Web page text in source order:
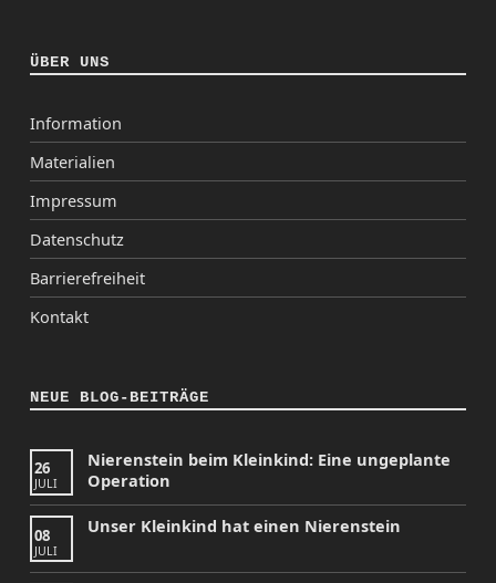
ÜBER UNS
Information
Materialien
Impressum
Datenschutz
Barrierefreiheit
Kontakt
NEUE BLOG-BEITRÄGE
26
JULI
Nierenstein beim Kleinkind: Eine ungeplante
Operation
08
JULI
Unser Kleinkind hat einen Nierenstein